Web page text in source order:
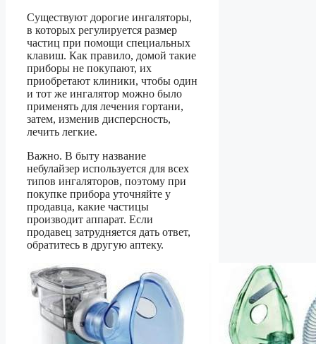
Существуют дорогие ингаляторы,
в которых регулируется размер
частиц при помощи специальных
клавиш. Как правило, домой такие
приборы не покупают, их
приобретают клиники, чтобы один
и тот же ингалятор можно было
применять для лечения гортани,
затем, изменив дисперсность,
лечить легкие.
Важно. В быту название
небулайзер используется для всех
типов ингаляторов, поэтому при
покупке прибора уточняйте у
продавца, какие частицы
производит аппарат. Если
продавец затрудняется дать ответ,
обратитесь в другую аптеку.